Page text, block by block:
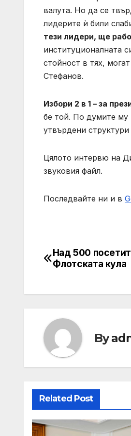
валута. Но да се
лидерите ѝ били
тези лидери, ще
институционалната
стойност в тях,
Стефанов.
Избори 2 в 1 – за
бе той. По думите му
утвърдени
Цялото интервю на
звуковия файл.
Последвайте ни и в
Post
Над 500
Флотската кула
By
Related Post